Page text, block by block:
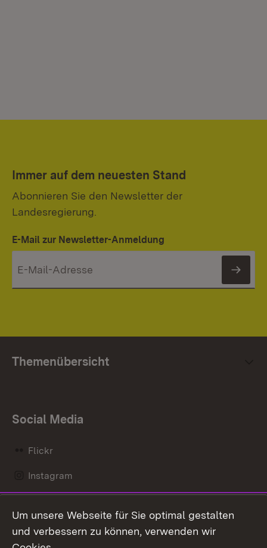
Immer auf dem neuesten Stand
Abonnieren Sie den Newsletter der
Landesregierung.
E-Mail zur Newsletter-Anmeldung
Themenübersicht
Social Media
Flickr
Instagram
Mastodon
Um unsere Webseite für Sie optimal gestalten
und verbessern zu können, verwenden wir